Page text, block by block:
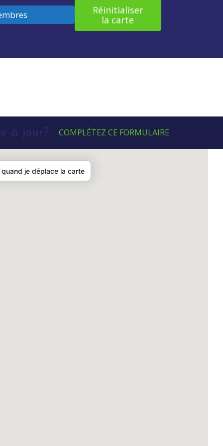
Réinitialiser
la carte
à jour? COMPLÉTEZ CE FORMULAIRE
quand je déplace la carte